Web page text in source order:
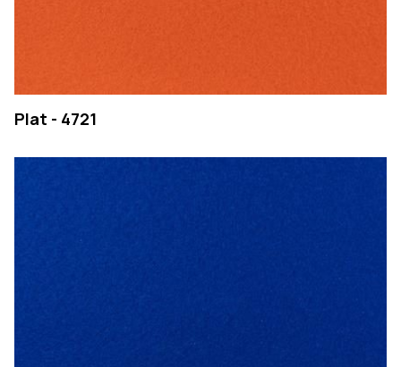
Plat - 4721